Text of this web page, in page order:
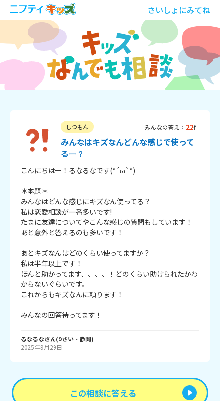
さいしょにみてね
しつもん みんなの答え： 22件
みんなはキズなんどんな感じで使って
るー？
こんにちはー！るなるなです(*´ω`*)
＊本題＊
みんなはどんな感じにキズなん使ってる？
私は恋愛相談が一番多いです!
たまに友達についてやこんな感じの質問もしています！
あと意外と答えるのも多いです！
あとキズなんはどのくらい使ってますか？
私は半年以上です！
ほんと助かってます、、、、！どのくらい助けられたかわ
からないぐらいです。
これからもキズなんに頼ります！
みんなの回答待ってます！
るなるなさん(9さい・ 静岡)
2025年9月29日
この相談に答える